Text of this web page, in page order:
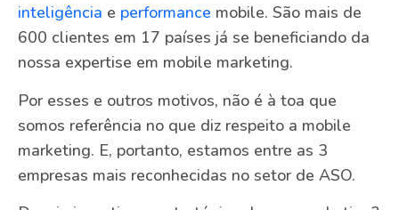
inteligência e performance mobile. São mais de
600 clientes em 17 países já se beneficiando da
nossa expertise em mobile marketing.
Por esses e outros motivos, não é à toa que
somos referência no que diz respeito a mobile
marketing. E, portanto, estamos entre as 3
empresas mais reconhecidas no setor de ASO.